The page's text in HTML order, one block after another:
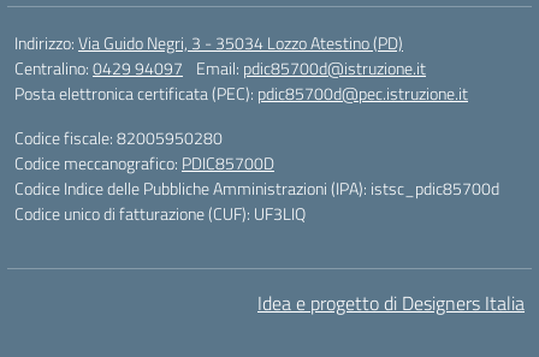
Indirizzo:Via Guido Negri, 3 - 35034 Lozzo Atestino (PD)
Centralino:0429 94097 Email: pdic85700d@istruzione.it
Posta elettronica certificata (PEC): pdic85700d@pec.istruzione.it
Codice fiscale: 82005950280
Codice meccanografico: PDIC85700D
Codice Indice delle Pubbliche Amministrazioni (IPA): istsc_pdic85700d
Codice unico di fatturazione (CUF): UF3LIQ
Idea e progetto di Designers Italia